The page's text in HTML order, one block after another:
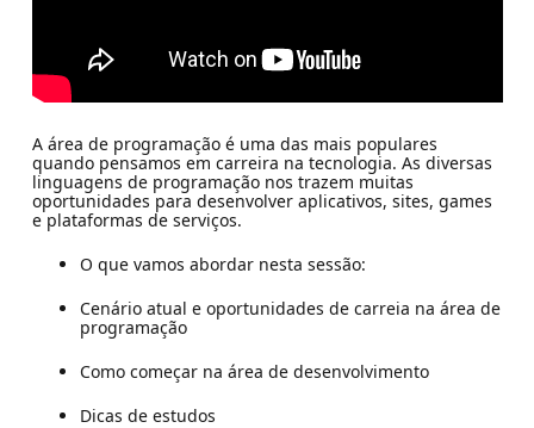
A área de programação é uma das mais populares
quando pensamos em carreira na tecnologia. As diversas
linguagens de programação nos trazem muitas
oportunidades para desenvolver aplicativos, sites, games
e plataformas de serviços.
O que vamos abordar nesta sessão:
Cenário atual e oportunidades de carreia na área de
programação
Como começar na área de desenvolvimento
Dicas de estudos